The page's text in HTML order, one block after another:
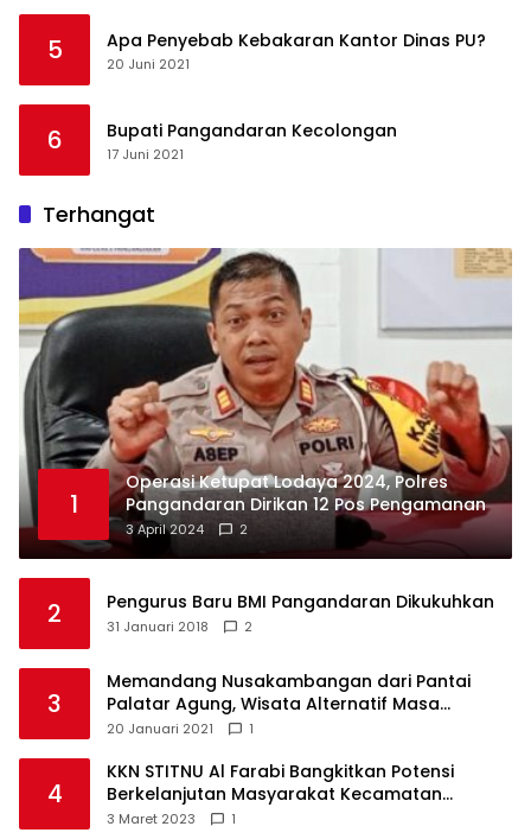
5 Apa Penyebab Kebakaran Kantor Dinas PU?
20 Juni 2021
6 Bupati Pangandaran Kecolongan
17 Juni 2021
Terhangat
1
Operasi Ketupat Lodaya 2024, Polres
Pangandaran Dirikan 12 Pos Pengamanan
3 April 2024 2
2 Pengurus Baru BMI Pangandaran Dikukuhkan
31 Januari 2018 2
3
Memandang Nusakambangan dari Pantai
Palatar Agung, Wisata Alternatif Masa
Pandemi
20 Januari 2021 1
4
KKN STITNU Al Farabi Bangkitkan Potensi
Berkelanjutan Masyarakat Kecamatan
Langkaplancar
3 Maret 2023 1